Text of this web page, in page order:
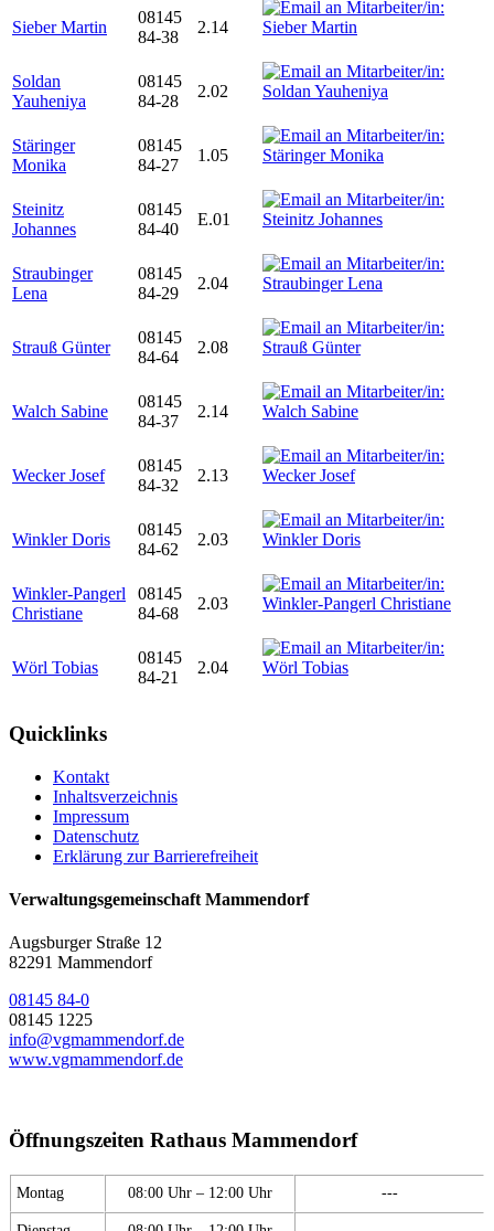
Sieber Martin
08145
84-38
2.14
Soldan
Yauheniya
08145
84-28
2.02
Stäringer
Monika
08145
84-27
1.05
Steinitz
Johannes
08145
84-40
E.01
Straubinger
Lena
08145
84-29
2.04
Strauß Günter
08145
84-64
2.08
Walch Sabine
08145
84-37
2.14
Wecker Josef
08145
84-32
2.13
Winkler Doris
08145
84-62
2.03
Winkler-Pangerl
Christiane
08145
84-68
2.03
Wörl Tobias
08145
84-21
2.04
Quicklinks
Kontakt
Inhaltsverzeichnis
Impressum
Datenschutz
Erklärung zur Barrierefreiheit
Verwaltungsgemeinschaft Mammendorf
Augsburger Straße 12
82291 Mammendorf
08145 84-0
08145 1225
info@vgmammendorf.de
www.vgmammendorf.de
Öffnungszeiten Rathaus Mammendorf
Montag 08:00 Uhr – 12:00 Uhr ---